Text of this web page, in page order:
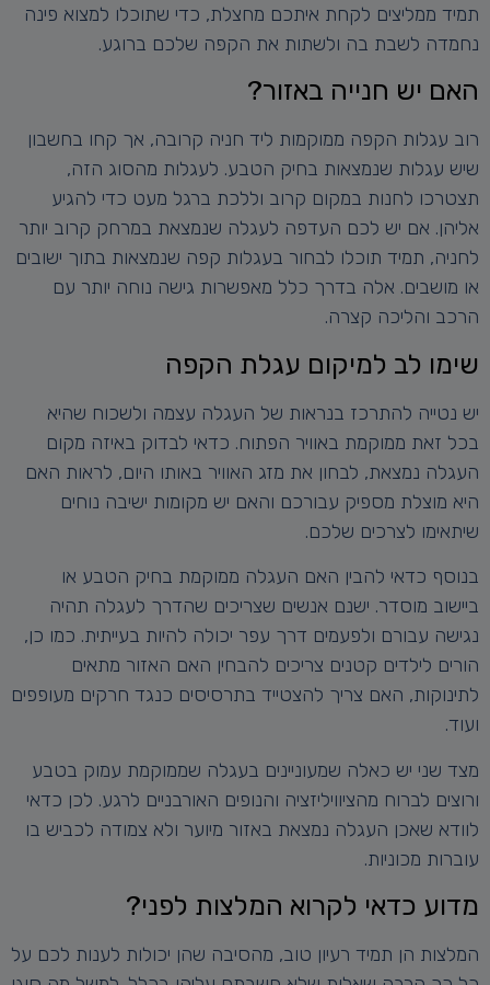
תמיד ממליצים לקחת איתכם מחצלת, כדי שתוכלו למצוא פינה
נחמדה לשבת בה ולשתות את הקפה שלכם ברוגע.
האם יש חנייה באזור?
רוב עגלות הקפה ממוקמות ליד חניה קרובה, אך קחו בחשבון
שיש עגלות שנמצאות בחיק הטבע. לעגלות מהסוג הזה,
תצטרכו לחנות במקום קרוב וללכת ברגל מעט כדי להגיע
אליהן. אם יש לכם העדפה לעגלה שנמצאת במרחק קרוב יותר
לחניה, תמיד תוכלו לבחור בעגלות קפה שנמצאות בתוך ישובים
או מושבים. אלה בדרך כלל מאפשרות גישה נוחה יותר עם
הרכב והליכה קצרה.
שימו לב למיקום עגלת הקפה
יש נטייה להתרכז בנראות של העגלה עצמה ולשכוח שהיא
בכל זאת ממוקמת באוויר הפתוח. כדאי לבדוק באיזה מקום
העגלה נמצאת, לבחון את מזג האוויר באותו היום, לראות האם
היא מוצלת מספיק עבורכם והאם יש מקומות ישיבה נוחים
שיתאימו לצרכים שלכם.
בנוסף כדאי להבין האם העגלה ממוקמת בחיק הטבע או
ביישוב מוסדר. ישנם אנשים שצריכים שהדרך לעגלה תהיה
נגישה עבורם ולפעמים דרך עפר יכולה להיות בעייתית. כמו כן,
הורים לילדים קטנים צריכים להבחין האם האזור מתאים
לתינוקות, האם צריך להצטייד בתרסיסים כנגד חרקים מעופפים
ועוד.
מצד שני יש כאלה שמעוניינים בעגלה שממוקמת עמוק בטבע
ורוצים לברוח מהציוויליזציה והנופים האורבניים לרגע. לכן כדאי
לוודא שאכן העגלה נמצאת באזור מיוער ולא צמודה לכביש בו
עוברות מכוניות.
מדוע כדאי לקרוא המלצות לפני?
המלצות הן תמיד רעיון טוב, מהסיבה שהן יכולות לענות לכם על